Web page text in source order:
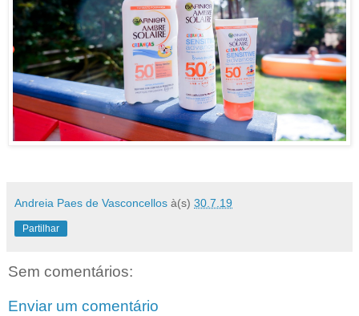
Andreia Paes de Vasconcellos à(s) 30.7.19
Partilhar
Sem comentários:
Enviar um comentário